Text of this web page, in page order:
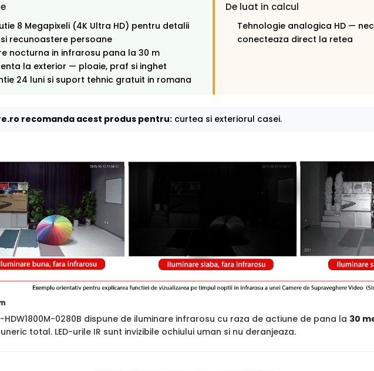
8 Megapixeli (4K Ultra HD) pentru detalii
recunoastere persoane
nocturna in infrarosu pana la 30 m
la exterior — ploaie, praf si inghet
24 luni si suport tehnic gratuit in romana
De luat in calcul
Tehnologie analogica HD —
conecteaza direct la retea
recomanda acest produs pentru: curtea si exteriorul casei.
HDW1800M-0280B dispune de iluminare infrarosu cu raza de actiune de pana la 30
total. LED-urile IR sunt invizibile ochiului uman si nu deranjeaza.